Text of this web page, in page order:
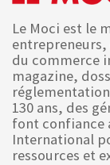
Le Moci est le
du commerce
magazine,
130 ans, des
font confiance
International
ressources et